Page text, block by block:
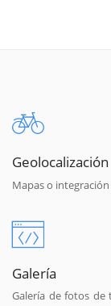
Geolocalización
Mapas o
Galería
Galería de fotos de